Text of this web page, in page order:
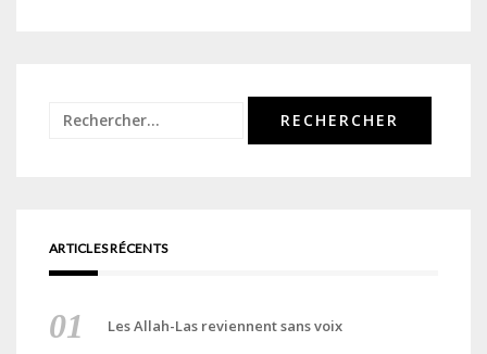
Rechercher :
ARTICLES RÉCENTS
Les Allah-Las reviennent sans voix